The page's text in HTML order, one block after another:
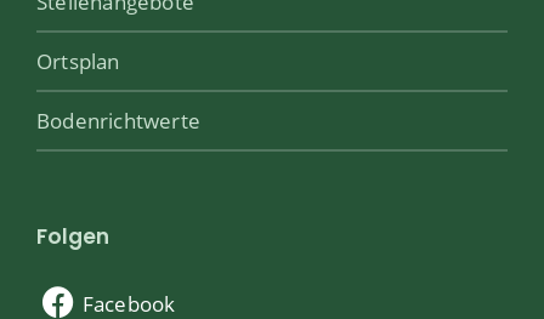
Ortsplan
Bodenrichtwerte
Folgen
Facebook